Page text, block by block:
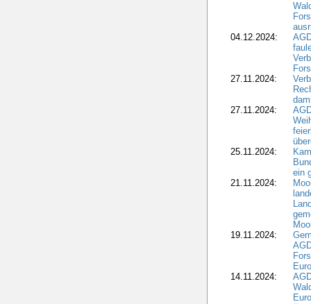
04.12.2024:
27.11.2024:
27.11.2024:
25.11.2024:
ein
21.11.2024:
19.11.2024:
14.11.2024: